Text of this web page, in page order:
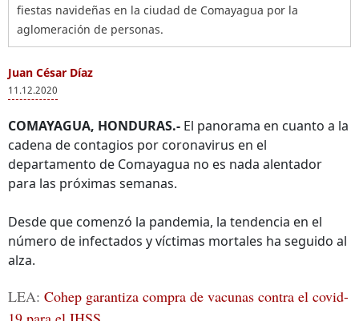
fiestas navideñas en la ciudad de Comayagua por la
aglomeración de personas.
Juan César Díaz
11.12.2020
COMAYAGUA, HONDURAS.- El panorama en cuanto a la
cadena de contagios por coronavirus en el
departamento de Comayagua no es nada alentador
para las próximas semanas.
Desde que comenzó la pandemia, la tendencia en el
número de infectados y víctimas mortales ha seguido al
alza.
LEA: Cohep garantiza compra de vacunas contra el covid-